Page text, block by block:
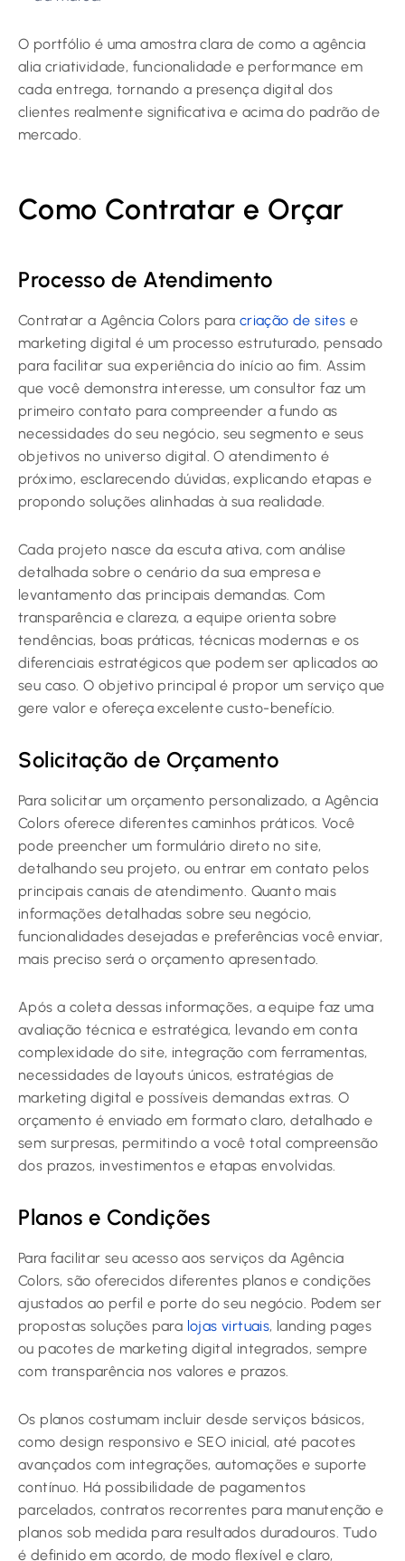
O portfólio é uma amostra clara de como a agência
alia criatividade, funcionalidade e performance em
cada entrega, tornando a presença digital dos
clientes realmente significativa e acima do padrão de
mercado.
Como Contratar e Orçar
Processo de Atendimento
Contratar a Agência Colors para criação de sites e
marketing digital é um processo estruturado, pensado
para facilitar sua experiência do início ao fim. Assim
que você demonstra interesse, um consultor faz um
primeiro contato para compreender a fundo as
necessidades do seu negócio, seu segmento e seus
objetivos no universo digital. O atendimento é
próximo, esclarecendo dúvidas, explicando etapas e
propondo soluções alinhadas à sua realidade.
Cada projeto nasce da escuta ativa, com análise
detalhada sobre o cenário da sua empresa e
levantamento das principais demandas. Com
transparência e clareza, a equipe orienta sobre
tendências, boas práticas, técnicas modernas e os
diferenciais estratégicos que podem ser aplicados ao
seu caso. O objetivo principal é propor um serviço que
gere valor e ofereça excelente custo-benefício.
Solicitação de Orçamento
Para solicitar um orçamento personalizado, a Agência
Colors oferece diferentes caminhos práticos. Você
pode preencher um formulário direto no site,
detalhando seu projeto, ou entrar em contato pelos
principais canais de atendimento. Quanto mais
informações detalhadas sobre seu negócio,
funcionalidades desejadas e preferências você enviar,
mais preciso será o orçamento apresentado.
Após a coleta dessas informações, a equipe faz uma
avaliação técnica e estratégica, levando em conta
complexidade do site, integração com ferramentas,
necessidades de layouts únicos, estratégias de
marketing digital e possíveis demandas extras. O
orçamento é enviado em formato claro, detalhado e
sem surpresas, permitindo a você total compreensão
dos prazos, investimentos e etapas envolvidas.
Planos e Condições
Para facilitar seu acesso aos serviços da Agência
Colors, são oferecidos diferentes planos e condições
ajustados ao perfil e porte do seu negócio. Podem ser
propostas soluções para lojas virtuais, landing pages
ou pacotes de marketing digital integrados, sempre
com transparência nos valores e prazos.
Os planos costumam incluir desde serviços básicos,
como design responsivo e SEO inicial, até pacotes
avançados com integrações, automações e suporte
contínuo. Há possibilidade de pagamentos
parcelados, contratos recorrentes para manutenção e
planos sob medida para resultados duradouros. Tudo
é definido em acordo, de modo flexível e claro,